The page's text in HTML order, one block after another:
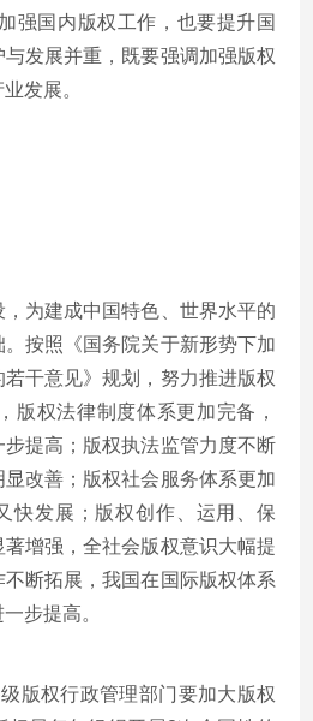
强国内版权工作，也要提升国
发展并重，既要强调加强版权
发展。
为建成中国特色、世界水平的
按照《国务院关于新形势下加
干意见》规划，努力推进版权
版权法律制度体系更加完备，
提高；版权执法监管力度不断
改善；版权社会服务体系更加
快发展；版权创作、运用、保
增强，全社会版权意识大幅提
断拓展，我国在国际版权体系
步提高。
版权行政管理部门要加大版权